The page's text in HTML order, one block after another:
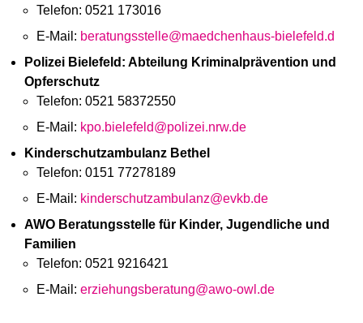
LINUS MAUNTEL
linus.mauntel@telekom-postsv-bielefeld.de
Telefon: 0521 173016
E-Mail: beratungsstelle@maedchenhaus-bielefeld.d
Polizei Bielefeld: Abteilung Kriminalprävention und
Opferschutz
Telefon: 0521 58372550
E-Mail: kpo.bielefeld@polizei.nrw.de
Kinderschutzambulanz Bethel
Telefon: 0151 77278189
E-Mail: kinderschutzambulanz@evkb.de
AWO Beratungsstelle für Kinder, Jugendliche und
Familien
Telefon: 0521 9216421
E-Mail: erziehungsberatung@awo-owl.de